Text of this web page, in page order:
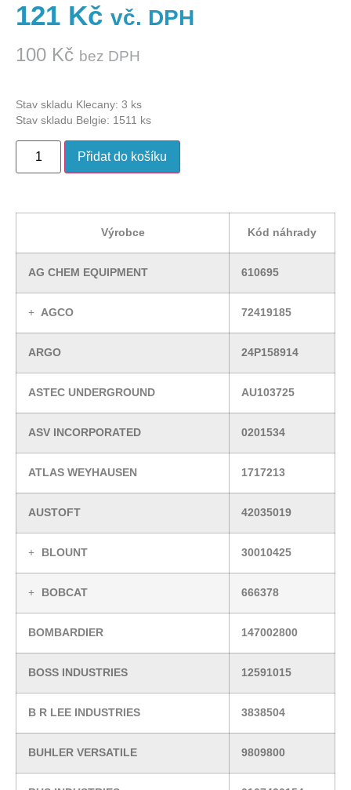
121 Kč vč. DPH
100 Kč bez DPH
Stav skladu Klecany: 3 ks
Stav skladu Belgie: 1511 ks
Přidat do košíku
Výrobce Kód náhrady
AG CHEM EQUIPMENT 610695
AGCO 72419185
ARGO 24P158914
ASTEC UNDERGROUND AU103725
ASV INCORPORATED 0201534
ATLAS WEYHAUSEN 1717213
AUSTOFT 42035019
BLOUNT 30010425
BOBCAT 666378
BOMBARDIER 147002800
BOSS INDUSTRIES 12591015
B R LEE INDUSTRIES 3838504
BUHLER VERSATILE 9809800